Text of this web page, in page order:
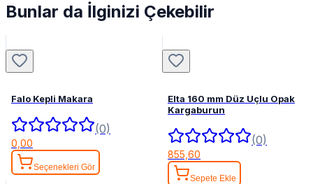
Bunlar da İlginizi Çekebilir
Falo Kepli Makara
(0)
0,00
Seçenekleri Gör
Elta 160 mm Düz Uçlu Opak
Kargaburun
(0)
855,60
Sepete Ekle